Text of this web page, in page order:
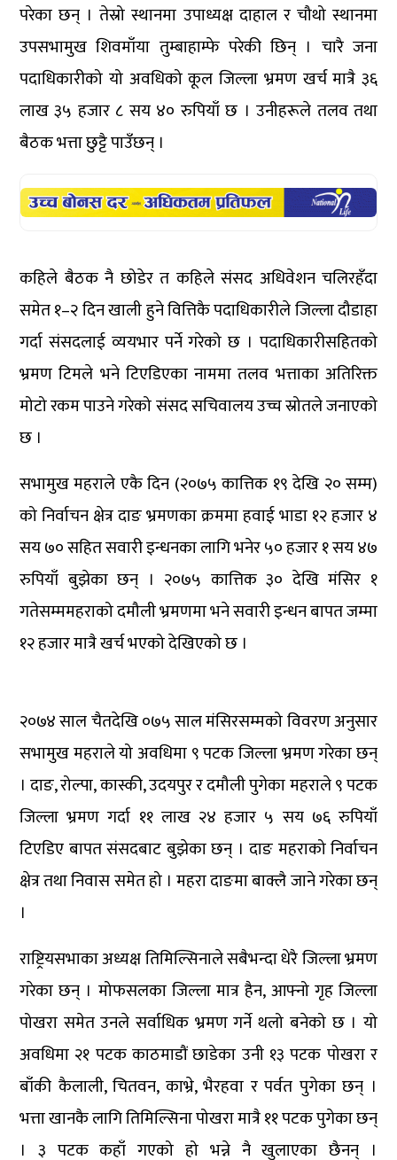
परेका छन् । तेस्रो स्थानमा उपाध्यक्ष दाहाल र चौथो स्थानमा
उपसभामुख शिवमाँया तुम्बाहाम्फे परेकी छिन् । चारै जना
पदाधिकारीको यो अवधिको कूल जिल्ला भ्रमण खर्च मात्रै ३६
लाख ३५ हजार ८ सय ४० रुपियाँ छ । उनीहरूले तलव तथा
बैठक भत्ता छुट्टै पाउँछन् ।
कहिले बैठक नै छोडेर त कहिले संसद अधिवेशन चलिरहँदा
समेत १–२ दिन खाली हुने वित्तिकै पदाधिकारीले जिल्ला दौडाहा
गर्दा संसदलाई व्ययभार पर्ने गरेको छ । पदाधिकारीसहितको
भ्रमण टिमले भने टिएडिएका नाममा तलव भत्ताका अतिरिक्त
मोटो रकम पाउने गरेको संसद सचिवालय उच्च स्रोतले जनाएको
छ ।
सभामुख महराले एकै दिन (२०७५ कात्तिक १९ देखि २० सम्म)
को निर्वाचन क्षेत्र दाङ भ्रमणका क्रममा हवाई भाडा १२ हजार ४
सय ७० सहित सवारी इन्धनका लागि भनेर ५० हजार १ सय ४७
रुपियाँ बुझेका छन् । २०७५ कात्तिक ३० देखि मंसिर १
गतेसम्ममहराको दमौली भ्रमणमा भने सवारी इन्धन बापत जम्मा
१२ हजार मात्रै खर्च भएको देखिएको छ ।
२०७४ साल चैतदेखि ०७५ साल मंसिरसम्मको विवरण अनुसार
सभामुख महराले यो अवधिमा ९ पटक जिल्ला भ्रमण गरेका छन्
। दाङ, रोल्पा, कास्की, उदयपुर र दमौली पुगेका महराले ९ पटक
जिल्ला भ्रमण गर्दा ११ लाख २४ हजार ५ सय ७६ रुपियाँ
टिएडिए बापत संसदबाट बुझेका छन् । दाङ महराको निर्वाचन
क्षेत्र तथा निवास समेत हो । महरा दाङमा बाक्लै जाने गरेका छन्
।
राष्ट्रियसभाका अध्यक्ष तिमिल्सिनाले सबैभन्दा धेरै जिल्ला भ्रमण
गरेका छन् । मोफसलका जिल्ला मात्र हैन, आफ्नो गृह जिल्ला
पोखरा समेत उनले सर्वाधिक भ्रमण गर्ने थलो बनेको छ । यो
अवधिमा २१ पटक काठमाडौं छाडेका उनी १३ पटक पोखरा र
बाँकी कैलाली, चितवन, काभ्रे, भैरहवा र पर्वत पुगेका छन् ।
भत्ता खानकै लागि तिमिल्सिना पोखरा मात्रै ११ पटक पुगेका छन्
। ३ पटक कहाँ गएको हो भन्ने नै खुलाएका छैनन् ।